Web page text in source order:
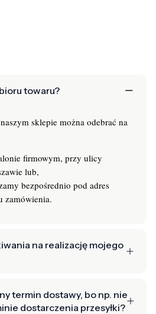
towaru?
sklepie można odebrać na
firmowym, przy ulicy
lub,
bezpośrednio pod adres
zamówienia.
na realizację mojego
termin dostawy, bo np. nie
dostarczenia przesyłki?